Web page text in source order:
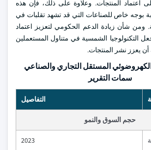
اعتماد المنتجات. وعلاوة على ذلك، فإن هذه
بوجه خاص للصناعات التي قد تشهد تقلبات في
ومن شأن زيادة الدعم الحكومي لتعزيز اعتماد
التكنولوجيا الشمسية في متناول المستعملين
أن يعزز نشر المنتجات.
المستقل التجاري والصناعي
سمات التقرير
التفاصيل
حجم السوق والنمو
2023